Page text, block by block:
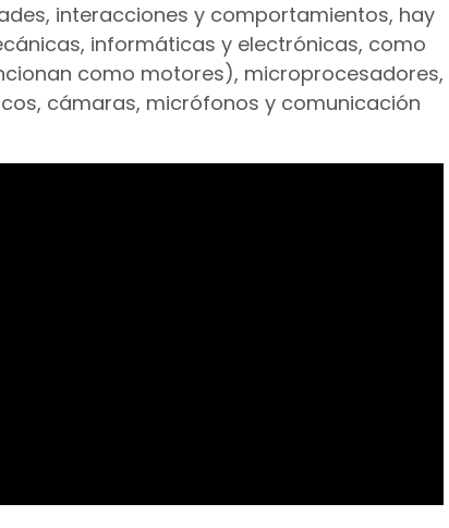
interacciones y comportamientos, hay
informáticas y electrónicas, como
como motores), microprocesadores,
cámaras, micrófonos y comunicación